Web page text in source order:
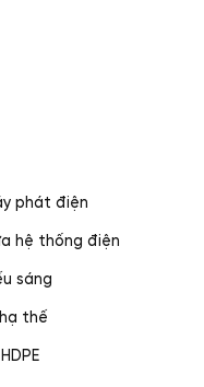
phát điện
hệ thống điện
sáng
thế